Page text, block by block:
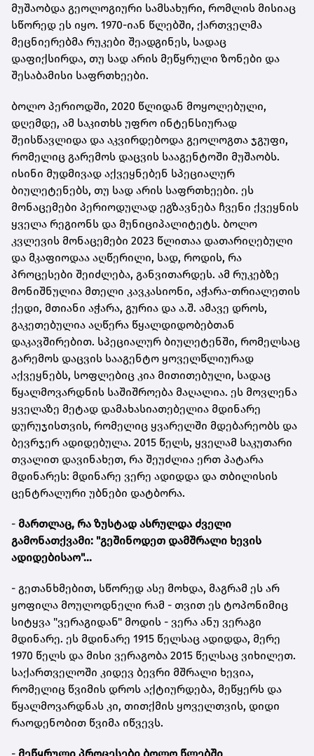
მუშაობდა გეოლოგიური სამსახური, რომლის მისიაც
სწორედ ეს იყო. 1970-იან წლებში, ქართველმა
მეცნიერებმა რუკები შეადგინეს, სადაც
დაფიქსირდა, თუ სად არის მეწყრული ზონები და
შესაბამისი საფრთხეები.
ბოლო პერიოდში, 2020 წლიდან მოყოლებული,
დღემდე, ამ საკითხს უფრო ინტენსიურად
შეისწავლიდა და აკვირდებოდა გეოლოგთა ჯგუფი,
რომელიც გარემოს დაცვის სააგენტოში მუშაობს.
ისინი მუდმივად აქვეყნებენ სპეციალურ
ბიულეტენებს, თუ სად არის საფრთხეები. ეს
მონაცემები პერიოდულად ეგზავნება ჩვენი ქვეყნის
ყველა რეგიონს და მუნიციპალიტეტს. ბოლო
კვლევის მონაცემები 2023 წლითაა დათარიღებული
და მკაფიოდაა აღწერილი, სად, როდის, რა
პროცესები შეიძლება, განვითარდეს. ამ რუკებზე
მონიშნულია მთელი კავკასიონი, აჭარა-თრიალეთის
ქედი, მთიანი აჭარა, გურია და ა.შ. ამავე დროს,
გაკეთებულია აღწერა წყალდიდობებთან
დაკავშირებით. სპეციალურ ბიულეტენში, რომელსაც
გარემოს დაცვის სააგენტო ყოველწლიურად
აქვეყნებს, სოფლებიც კია მითითებული, სადაც
წყალმოვარდნის საშიშროება მაღალია. ეს მოვლენა
ყველაზე მეტად დამახასიათებელია მდინარე
დურუჯისთვის, რომელიც ყვარელში მდებარეობს და
ბევრჯერ ადიდებულა. 2015 წელს, ყველამ საკუთარი
თვალით დავინახეთ, რა შეუძლია ერთ პატარა
მდინარეს: მდინარე ვერე ადიდდა და თბილისის
ცენტრალური უბნები დატბორა.
- მართლაც, რა ზუსტად ასრულდა ძველი
გამონათქვამი: "გეშინოდეთ დამშრალი ხევის
ადიდებისაო"...
- გეთანხმებით, სწორედ ასე მოხდა, მაგრამ ეს არ
ყოფილა მოულოდნელი რამ - თვით ეს ტოპონიმიც
სიტყვა "ვერაგიდან" მოდის - ვერა ანუ ვერაგი
მდინარე. ეს მდინარე 1915 წელსაც ადიდდა, მერე
1970 წელს და მისი ვერაგობა 2015 წელსაც ვიხილეთ.
საქართველოში კიდევ ბევრი მშრალი ხევია,
რომელიც წვიმის დროს აქტიურდება, მეწყერს და
წყალმოვარდნას კი, თითქმის ყოველთვის, დიდი
რაოდენობით წვიმა იწვევს.